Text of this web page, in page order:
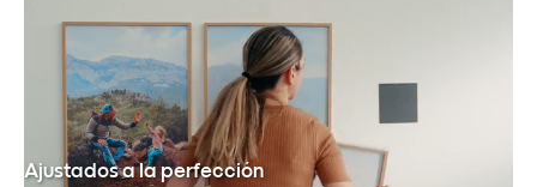
Ajustados a la perfección